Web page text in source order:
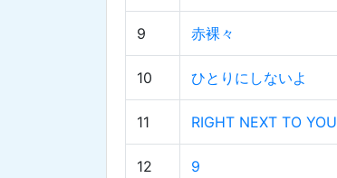
9 赤裸々
10 ひとりにしないよ
11 RIGHT NEXT TO YOU
12 9